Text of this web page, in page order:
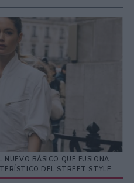
NUEVO BÁSICO QUE FUSIONA
DEL STREET STYLE.